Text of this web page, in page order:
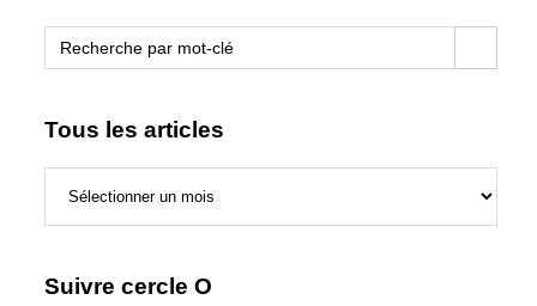
Search
for:
Search Button
Tous les articles
Suivre cercle O